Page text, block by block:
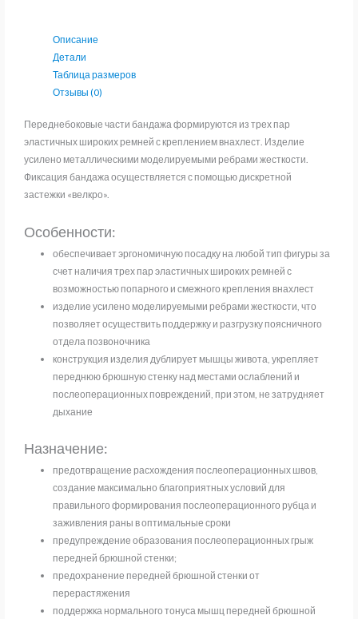
Описание
Детали
Таблица размеров
Отзывы (0)
Переднебоковые части бандажа формируются из трех пар
эластичных широких ремней с креплением внахлест. Изделие
усилено металлическими моделируемыми ребрами жесткости.
Фиксация бандажа осуществляется с помощью дискретной
застежки «велкро».
Особенности:
обеспечивает эргономичную посадку на любой тип фигуры за
счет наличия трех пар эластичных широких ремней с
возможностью попарного и смежного крепления внахлест
изделие усилено моделируемыми ребрами жесткости, что
позволяет осуществить поддержку и разгрузку поясничного
отдела позвоночника
конструкция изделия дублирует мышцы живота, укрепляет
переднюю брюшную стенку над местами ослаблений и
послеоперационных повреждений, при этом, не затрудняет
дыхание
Назначение:
предотвращение расхождения послеоперационных швов,
создание максимально благоприятных условий для
правильного формирования послеоперационного рубца и
заживления раны в оптимальные сроки
предупреждение образования послеоперационных грыж
передней брюшной стенки;
предохранение передней брюшной стенки от
перерастяжения
поддержка нормального тонуса мышц передней брюшной